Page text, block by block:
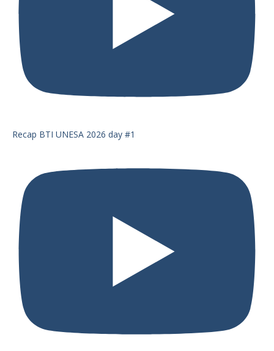
Recap BTI UNESA 2026 day #1